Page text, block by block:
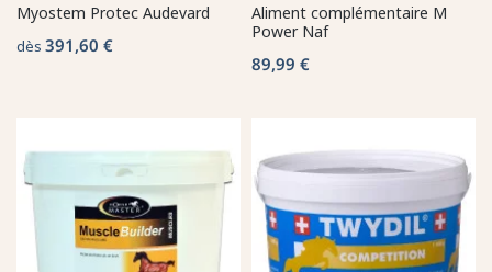
Myostem Protec Audevard
dès 391,60 €
Aliment complémentaire M
Power Naf
89,99 €